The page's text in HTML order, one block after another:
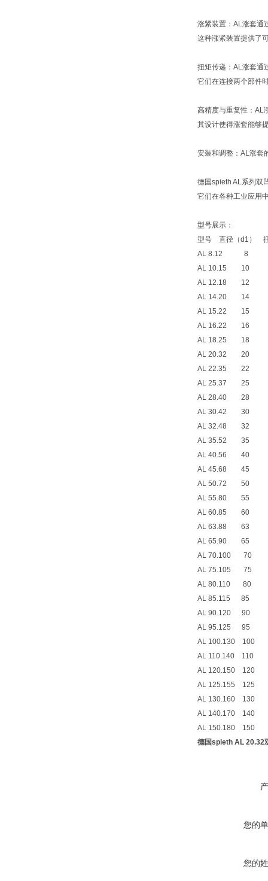
涨紧装置：AL涨套通
这种涨紧装置提供了
扭矩传递：AL涨套通
它们在连接两个部件
高精度与重复性：AL
其设计使得涨套能够
安装和调整：AL涨套
德国spieth AL系列双
它们在各种工业应用
型号展示：
型号
直径（d1）
AL 8.12
AL 10.15
AL 12.18
AL 14.20
AL 15.22
AL 16.22
AL 18.25
AL 20.32
AL 22.35
AL 25.37
AL 28.40
AL 30.42
AL 32.48
AL 35.52
AL 40.56
AL 45.68
AL 50.72
AL 55.80
AL 60.85
AL 63.88
AL 65.90
AL 70.100
AL 75.105
AL 80.110
AL 85.115
AL 90.120
AL 95.125
AL 100.130
AL 110.140
AL 120.150
AL 125.155
AL 130.160
AL 140.170
AL 150.180
德国spieth AL 20.32
您的
您的